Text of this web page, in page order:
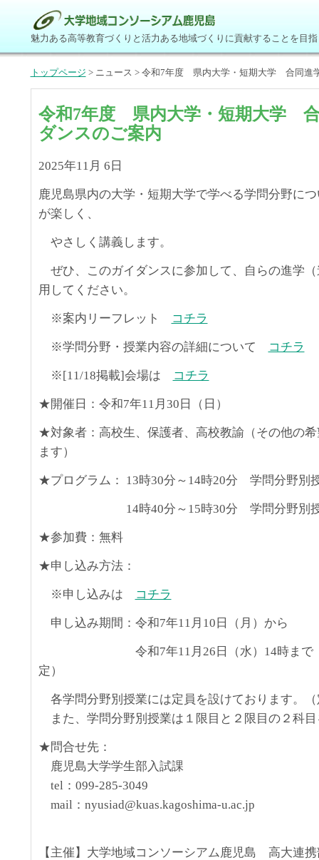
魅力ある高等教育づくりと活力ある地域づくりに貢献することを目
トップページ > ニュース > 令和7年度 県内大学・短期大学 合同進
令和7年度 県内大学・短期大学
ダンスのご案内
2025年11月 6日
鹿児島県内の大学・短期大学で学べる学問分野に
が楽しく、
やさしく講義します。
ぜひ、このガイダンスに参加して、自らの進学
用してください。
※案内リーフレット
コチラ
※学問分野・授業内容の詳細について
コチラ
※[11/18掲載]会場は
コチラ
★開催日：令和7年11月30日（日）
★対象者：高校生、保護者、高校教諭（その他の
ます）
★プログラム： 13時30分～14時20分 学問分野別
14時40分～15時30分 学問分野別授
★参加費：無料
★申し込み方法：
※申し込みは
コチラ
申し込み期間：令和7年11月10日（月）から
令和7年11月26日（水）14時まで
定）
各学問分野別授業には定員を設けております。（
また、学問分野別授業は１限目と２限目の２科
★問合せ先：
鹿児島大学学生部入試課
tel：099-285-3049
mail：nyusiad@kuas.kagoshima-u.ac.jp
【主催】大学地域コンソーシアム鹿児島 高大連